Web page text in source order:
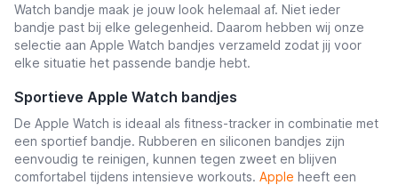
Watch bandje maak je jouw look helemaal af. Niet ieder
bandje past bij elke gelegenheid. Daarom hebben wij onze
selectie aan Apple Watch bandjes verzameld zodat jij voor
elke situatie het passende bandje hebt.
Sportieve Apple Watch bandjes
De Apple Watch is ideaal als fitness-tracker in combinatie met
een sportief bandje. Rubberen en siliconen bandjes zijn
eenvoudig te reinigen, kunnen tegen zweet en blijven
comfortabel tijdens intensieve workouts. Apple heeft een